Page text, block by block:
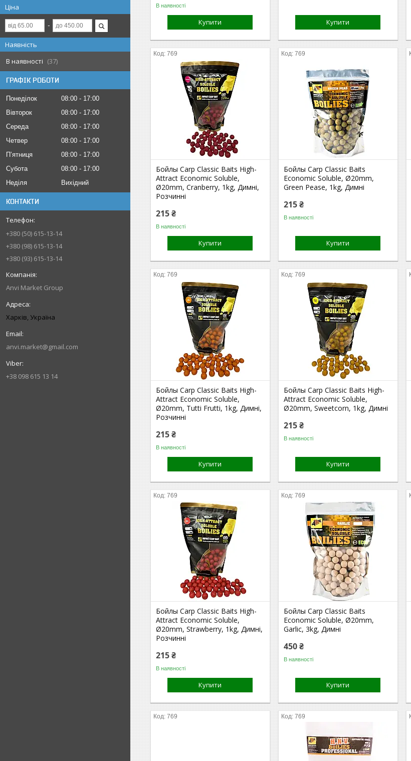
Ціна
Наявність
В наявності
37
ГРАФІК РОБОТИ
Понеділок 08:00
17:00
Вівторок
08:00
17:00
Середа
08:00
17:00
Четвер
08:00
17:00
Пʼятниця
08:00
17:00
Субота
08:00
17:00
Неділя
Вихідний
КОНТАКТИ
+380 (50) 615-13-14
+380 (98) 615-13-14
+380 (93) 615-13-14
Anvi Market Group
Харків, Україна
anvi.market@gmail.com
+38 098 615 13 14
В наявності
Купити Купити
769
Бойлы Carp Classic Baits High-
Attract Economic Soluble,
Ø20mm, Cranberry, 1kg, Димні,
Розчинні
215 ₴
В наявності
Купити
769
Бойлы Carp Classic Baits
Economic Soluble, Ø20mm,
Green Pease, 1kg, Димні
215 ₴
В наявності
Купити
769
Бойлы Carp Classic Baits High-
Attract Economic Soluble,
Ø20mm, Tutti Frutti, 1kg, Димні,
Розчинні
215 ₴
В наявності
Купити
769
Бойлы Carp Classic Baits High-
Attract Economic Soluble,
Ø20mm, Sweetcorn, 1kg, Димні
215 ₴
В наявності
Купити
769
Бойлы Carp Classic Baits High-
Attract Economic Soluble,
Ø20mm, Strawberry, 1kg, Димні,
Розчинні
215 ₴
В наявності
Купити
769
Бойлы Carp Classic Baits
Economic Soluble, Ø20mm,
Garlic, 3kg, Димні
450 ₴
В наявності
Купити
769 769